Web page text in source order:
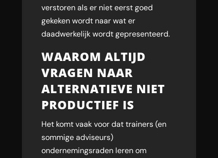
verstoren als er niet eerst goed
gekeken wordt naar wat er
daadwerkelijk wordt gepresenteerd.
WAAROM ALTIJD
VRAGEN NAAR
ALTERNATIEVE NIET
PRODUCTIEF IS
Het komt vaak voor dat trainers (en
sommige adviseurs)
ondernemingsraden leren om